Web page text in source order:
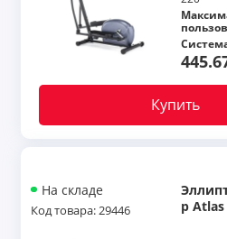
Купить
На складе
Код товара: 29446
р